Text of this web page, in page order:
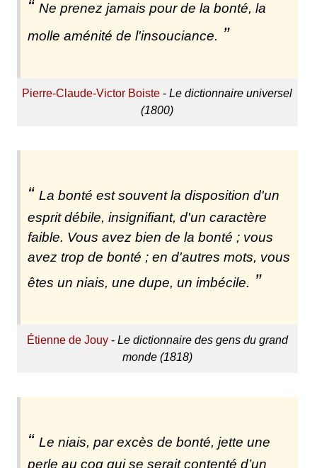
Ne prenez jamais pour de la bonté, la
molle aménité de l'insouciance.
Pierre-Claude-Victor Boiste -Le dictionnaire universel
(1800)
La bonté est souvent la disposition d'un
esprit débile, insignifiant, d'un caractère
faible. Vous avez bien de la bonté ; vous
avez trop de bonté ; en d'autres mots, vous
êtes un niais, une dupe, un imbécile.
Étienne de Jouy- Le dictionnaire des gens du grand
monde (1818)
Le niais, par excès de bonté, jette une
perle au coq qui se serait contenté d’un